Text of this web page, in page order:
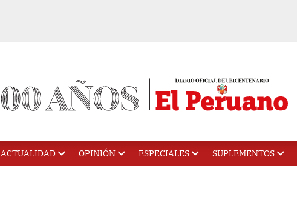
ACTUALIDAD OPINIÓN ESPECIALES SUPLEMENTOS